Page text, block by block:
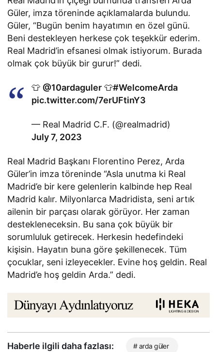
Güler, imza töreninde açıklamalarda bulundu.
Güler, “Bugün benim hayatımın en özel günü.
Beni destekleyen herkese çok teşekkür ederim.
Real Madrid’in efsanesi olmak istiyorum. Burada
olmak çok büyük bir gurur!” dedi.
👕 @10ardaguler 👕#WelcomeArda
pic.twitter.com/7erUFtinY3
— Real Madrid C.F. (@realmadrid)
July 7, 2023
Real Madrid Başkanı Florentino Perez, Arda
Güler’in imza töreninde “Asla unutma ki Real
Madrid’e bir kere gelenlerin kalbinde hep Real
Madrid kalır. Milyonlarca Madridista, seni artık
ailenin bir parçası olarak görüyor. Her zaman
destekleneceksin. Bu sana çok büyük bir
sorumluluk getirecek. Herkesin hedefindeki
kişisin. Hayatın buna göre şekillenecek. Tüm
çocuklar, seni izleyecekler. Evine hoş geldin. Real
Madrid’e hoş geldin Arda.” dedi.
Haberle ilgili daha fazlası: # arda güler